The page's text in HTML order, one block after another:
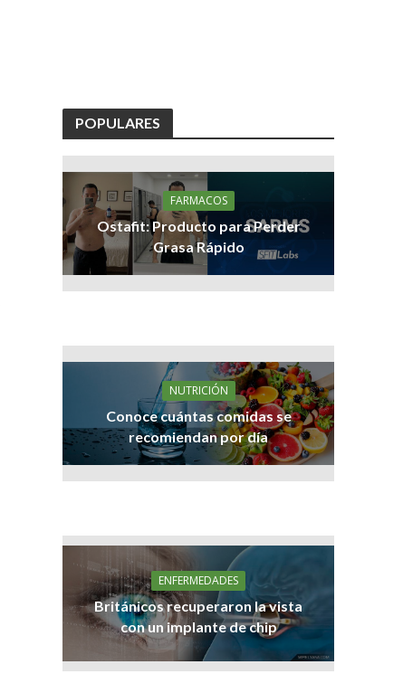
POPULARES
FARMACOS
Ostafit: Producto para Perder
Grasa Rápido
NUTRICIÓN
Conoce cuántas comidas se
recomiendan por día
ENFERMEDADES
Británicos recuperaron la vista
con un implante de chip